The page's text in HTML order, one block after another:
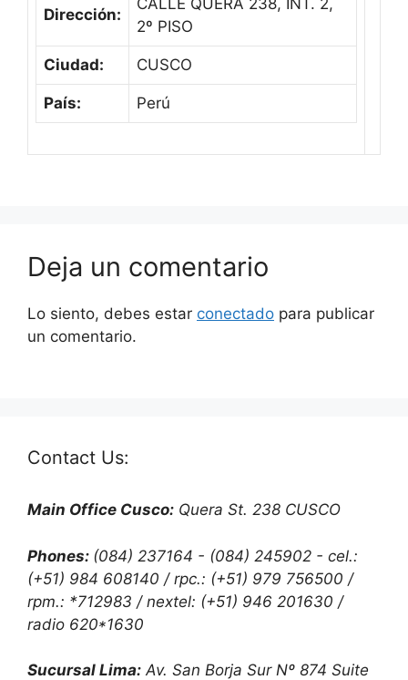
Dirección:
CALLE QUERA 238, INT. 2,
2º PISO
Ciudad: CUSCO
País: Perú
Deja un comentario
Lo siento, debes estar conectado para publicar
un comentario.
Contact Us:
Main Office Cusco: Quera St. 238 CUSCO
Phones: (084) 237164 - (084) 245902 - cel.:
(+51) 984 608140 / rpc.: (+51) 979 756500 /
rpm.: *712983 / nextel: (+51) 946 201630 /
radio 620*1630
Sucursal Lima: Av. San Borja Sur Nº 874 Suite